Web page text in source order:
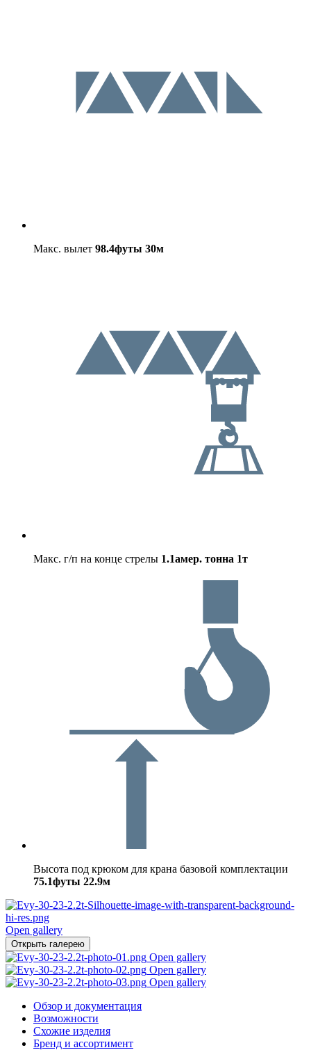
Макс. вылет 98.4футы 30м
Макс. г/п на конце стрелы 1.1амер. тонна 1т
Высота под крюком для крана базовой комплектации
75.1футы 22.9м
Open gallery
Открыть галерею
Open gallery
Open gallery
Open gallery
Обзор и документация
Возможности
Схожие изделия
Бренд и ассортимент